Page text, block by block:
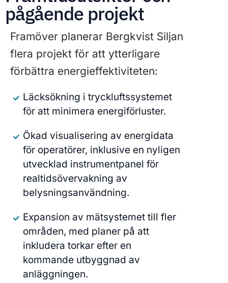
pågående projekt
Framöver planerar Bergkvist Siljan
flera projekt för att ytterligare
förbättra energieffektiviteten:
Läcksökning i tryckluftssystemet
för att minimera energiförluster.
Ökad visualisering av energidata
för operatörer, inklusive en nyligen
utvecklad instrumentpanel för
realtidsövervakning av
belysningsanvändning.
Expansion av mätsystemet till fler
områden, med planer på att
inkludera torkar efter en
kommande utbyggnad av
anläggningen.